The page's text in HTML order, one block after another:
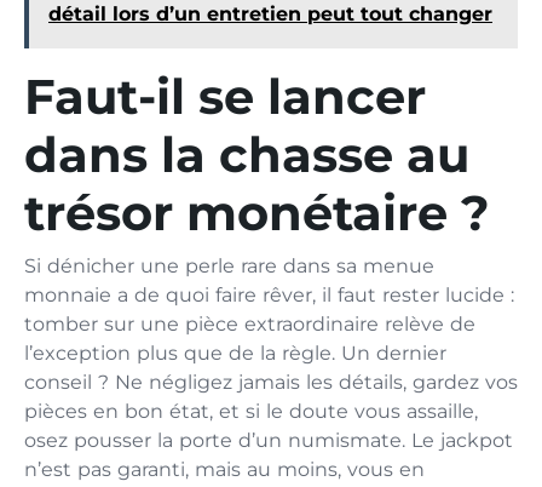
détail lors d’un entretien peut tout changer
Faut-il se lancer
dans la chasse au
trésor monétaire ?
Si dénicher une perle rare dans sa menue
monnaie a de quoi faire rêver, il faut rester lucide :
tomber sur une pièce extraordinaire relève de
l’exception plus que de la règle. Un dernier
conseil ? Ne négligez jamais les détails, gardez vos
pièces en bon état, et si le doute vous assaille,
osez pousser la porte d’un numismate. Le jackpot
n’est pas garanti, mais au moins, vous en